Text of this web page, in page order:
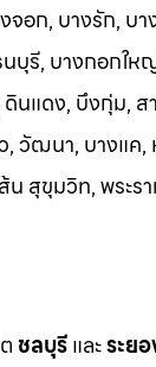
อก, บางรัก, บ
บุรี, บางกอกใ
แดง, บึงกุ่ม, ส
, วัฒนา, บางแค
สุขุมวิท, พระรา
ชลบุรีและระย